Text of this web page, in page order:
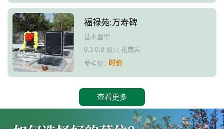
福禄苑:万寿碑
基本墓型
0.3-0.8 双穴 花岗岩
参考价：时价
查看更多